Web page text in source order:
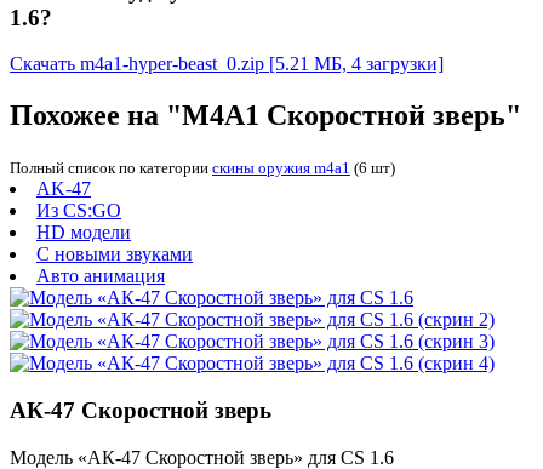
1.6?
Скачать m4a1-hyper-beast_0.zip [5.21 МБ, 4 загрузки]
Похожее на "М4А1 Скоростной зверь"
Полный список по категории скины оружия m4a1 (6 шт)
AK-47
Из CS:GO
HD модели
С новыми звуками
Авто анимация
АК-47 Скоростной зверь
Модель «АК-47 Скоростной зверь» для CS 1.6